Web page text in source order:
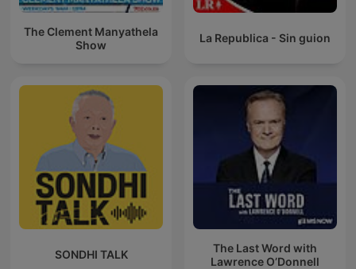
The Clement Manyathela
Show
La Republica - Sin guion
SONDHI TALK
The Last Word with
Lawrence O’Donnell